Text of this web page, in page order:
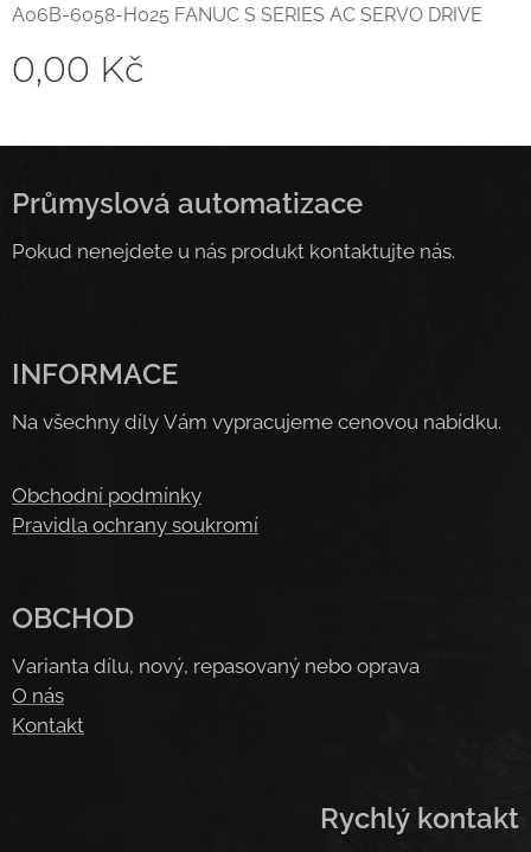
A06B-6058-H025 FANUC S SERIES AC SERVO DRIVE
0,00 Kč
Průmyslová automatizace
Pokud nenejdete u nás produkt kontaktujte nás.
INFORMACE
Na všechny díly Vám vypracujeme cenovou nabídku.
Obchodní podmínky
Pravidla ochrany soukromí
OBCHOD
Varianta dílu, nový, repasovaný nebo oprava
O nás
Kontakt
Rychlý kontakt